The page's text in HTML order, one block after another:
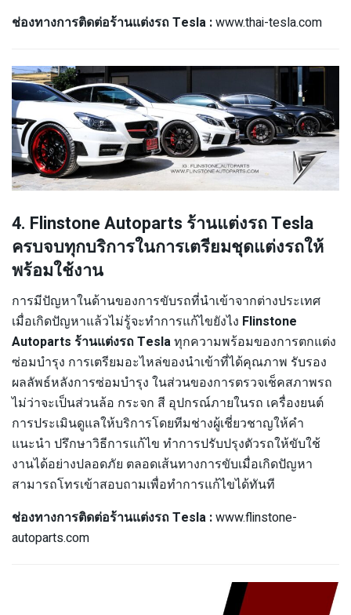
ช่องทางการติดต่อร้านแต่งรถ Tesla :www.thai-tesla.com
4. Flinstone Autoparts ร้านแต่งรถ Tesla
ครบจบทุกบริการในการเตรียมชุดแต่งรถให้
พร้อมใช้งาน
การมีปัญหาในด้านของการขับรถที่นำเข้าจากต่างประเทศ
เมื่อเกิดปัญหาแล้วไม่รู้จะทำการแก้ไขยังไง Flinstone
Autoparts ร้านแต่งรถ Teslaทุกความพร้อมของการตกแต่ง
ซ่อมบำรุง การเตรียมอะไหล่ของนำเข้าที่ได้คุณภาพ รับรอง
ผลลัพธ์หลังการซ่อมบำรุง ในส่วนของการตรวจเช็คสภาพรถ
ไม่ว่าจะเป็นส่วนล้อ กระจก สี อุปกรณ์ภายในรถ เครื่องยนต์
การประเมินดูแลให้บริการโดยทีมช่างผู้เชี่ยวชาญให้คำ
แนะนำ ปรึกษาวิธีการแก้ไข ทำการปรับปรุงตัวรถให้ขับใช้
งานได้อย่างปลอดภัย ตลอดเส้นทางการขับเมื่อเกิดปัญหา
สามารถโทรเข้าสอบถามเพื่อทำการแก้ไขได้ทันที
ช่องทางการติดต่อร้านแต่งรถ Tesla :www.flinstone-
autoparts.com